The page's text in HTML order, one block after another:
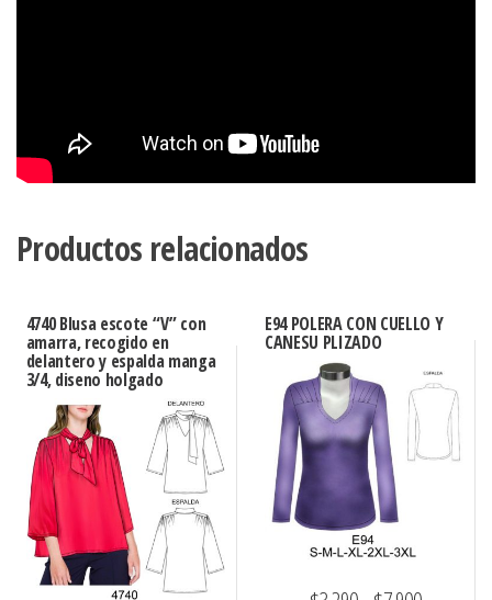
Productos relacionados
4740 Blusa escote “V” con
amarra, recogido en
delantero y espalda manga
3/4, diseno holgado
E94 POLERA CON CUELLO Y
CANESU PLIZADO